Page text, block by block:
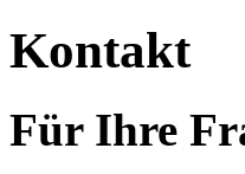
Kontakt
Für Ihre